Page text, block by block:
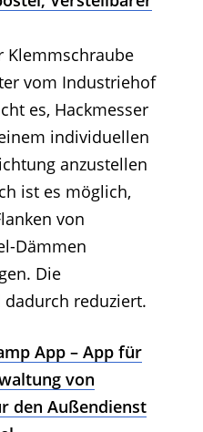
Klemmschraube
vom Industriehof
es, Hackmesser
individuellen
anzustellen
ist es möglich,
von
Dämmen
Die
reduziert.
App – App für
von
den Außendienst